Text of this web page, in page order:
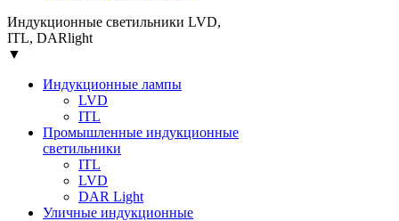
Индукционные светильники LVD,
ITL, DARlight
▼
Индукционные лампы
LVD
ITL
Промышленные индукционные
светильники
ITL
LVD
DAR Light
Уличные индукционные